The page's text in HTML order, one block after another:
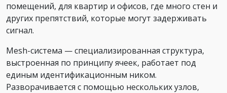
помещений, для квартир и офисов, где много стен и
других препятствий, которые могут задерживать
сигнал.
Mesh-система — специализированная структура,
выстроенная по принципу ячеек, работает под
единым идентификационным ником.
Разворачивается с помощью нескольких узлов,